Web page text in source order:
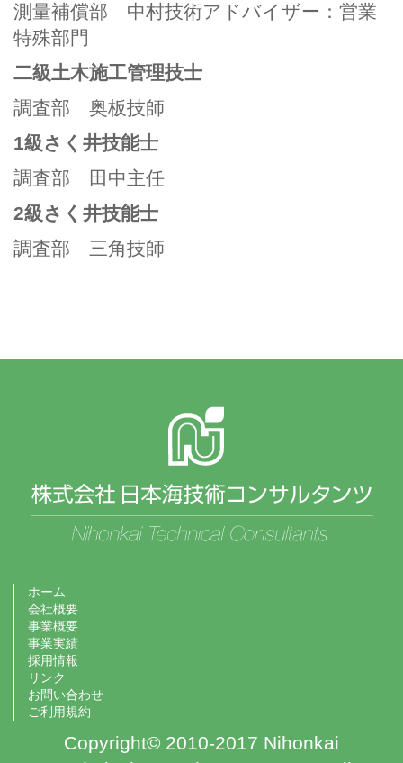
測量補償部 中村技術アドバイザー：営業
特殊部門
二級土木施工管理技士
調査部 奥板技師
1級さく井技能士
調査部 田中主任
2級さく井技能士
調査部 三角技師
ホーム
会社概要
事業概要
事業実績
採用情報
リンク
お問い合わせ
ご利用規約
Copyright© 2010-2017 Nihonkai